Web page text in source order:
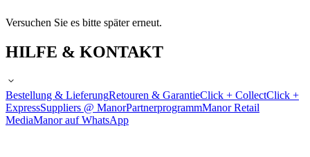
Versuchen Sie es bitte später erneut.
HILFE & KONTAKT
Bestellung & LieferungRetouren & GarantieClick + CollectClick +
ExpressSuppliers @ ManorPartnerprogrammManor Retail
MediaManor auf WhatsApp